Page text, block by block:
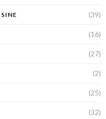
(39)
(16)
(27)
(2)
(25)
(32)